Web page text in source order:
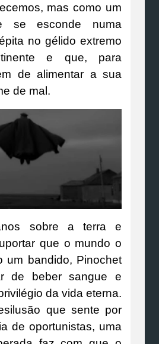
mas como um
se esconde numa
no gélido extremo
e que, para
de alimentar a sua
de mal.
sobre a terra e
que o mundo o
um bandido, Pinochet
de beber sangue e
da vida eterna.
que sente por
de oportunistas, uma